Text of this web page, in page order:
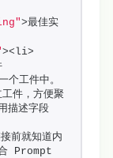
>最佳实
><li>
工件中。
件，方便聚
述字段
前就知道内
Prompt